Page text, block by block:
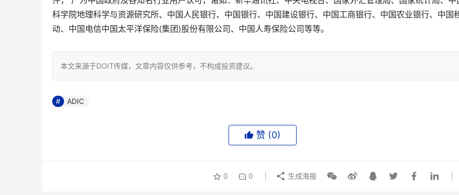
科学院地理科学与资源研究所、中国人民银行、中国银行、中国建设银行、中国工商银行、中国农业银行、中国
动、中国电信中国太平洋保险(集团)股份有限公司、中国人寿保险公司等等。
本文来源于DOIT传媒，文章内容仅供参考，不构成投资建议。
ADIC
赞 (0)
0 0 生成海报